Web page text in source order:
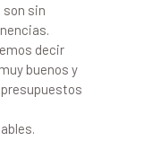
son sin
decir
buenos y